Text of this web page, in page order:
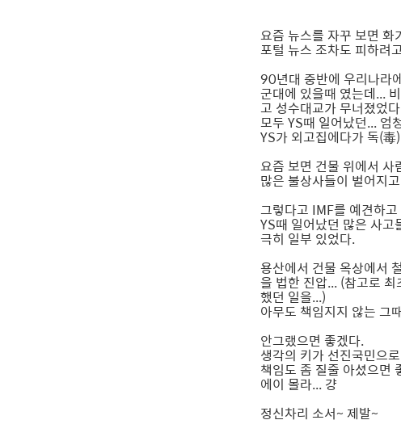
요즘 뉴스를 자꾸 보면
포털 뉴스 조차도 피하려
90년대 중반에 우리나라
군대에 있을때 였는데...
고 성수대교가 무너졌었
모두 YS때 일어났던... 엄
YS가 외고집에다가 독(
요즘 보면 건물 위에서 사
많은 불상사들이 벌어지
그렇다고 IMF를 예견하
YS때 일어났던 많은 사
극히 일부 있었다.
용산에서 건물 옥상에서
을 법한 진압... (참고로
했던 일을...)
아무도 책임지지 않는 그
안그랬으면 좋겠다.
생각의 키가 선진국민으
책임도 좀 질줄 아셨으면
에이 몰라... 걍
정신차리 소서~ 제발~